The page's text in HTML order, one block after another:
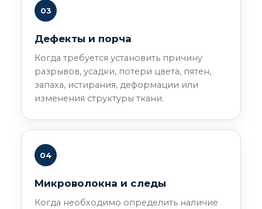
03
Дефекты и порча
Когда требуется установить причину
разрывов, усадки, потери цвета, пятен,
запаха, истирания, деформации или
изменения структуры ткани.
04
Микроволокна и следы
Когда необходимо определить наличие